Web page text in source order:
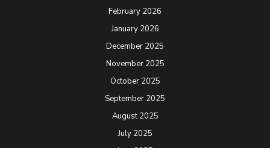
February 2026
January 2026
December 2025
November 2025
October 2025
September 2025
August 2025
July 2025